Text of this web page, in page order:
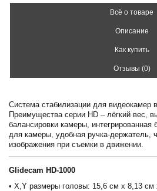
Всё о товаре
Описание
Как купить
Отзывы (0)
Система стабилизации для видеокамер
Преимущества серии HD – лёгкий вес,
балансировки камеры,
для камеры, удобная ручка-держатель,
изображения при съемки в движении.
Glidecam HD-1000
• X,Y размеры головы: 15,6 см x 8,13 см